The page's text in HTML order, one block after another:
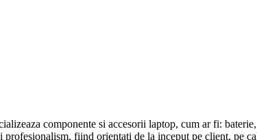
componente si accesorii laptop, cum ar fi: baterie,
fiind orientati de la inceput pe client, pe